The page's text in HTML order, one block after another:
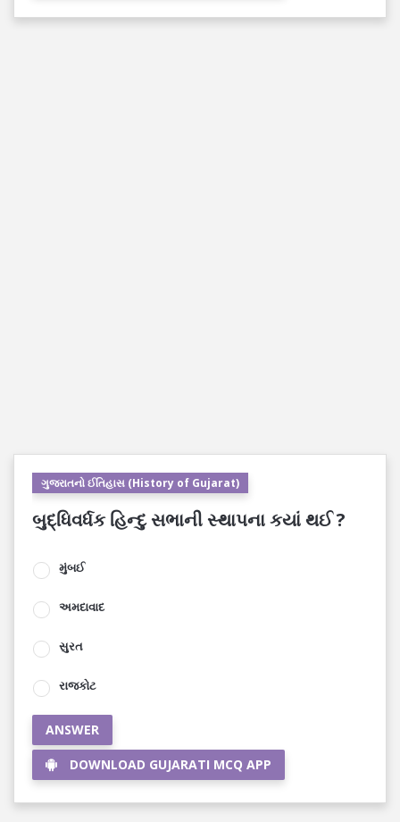
ગુજરાતનો ઈતિહાસ (History of Gujarat)
બુદ્ધિવર્ધક હિન્દુ સભાની સ્થાપના કયાં થઈ ?
મુંબઈ
અમદાવાદ
સુરત
રાજકોટ
ANSWER
DOWNLOAD GUJARATI MCQ APP